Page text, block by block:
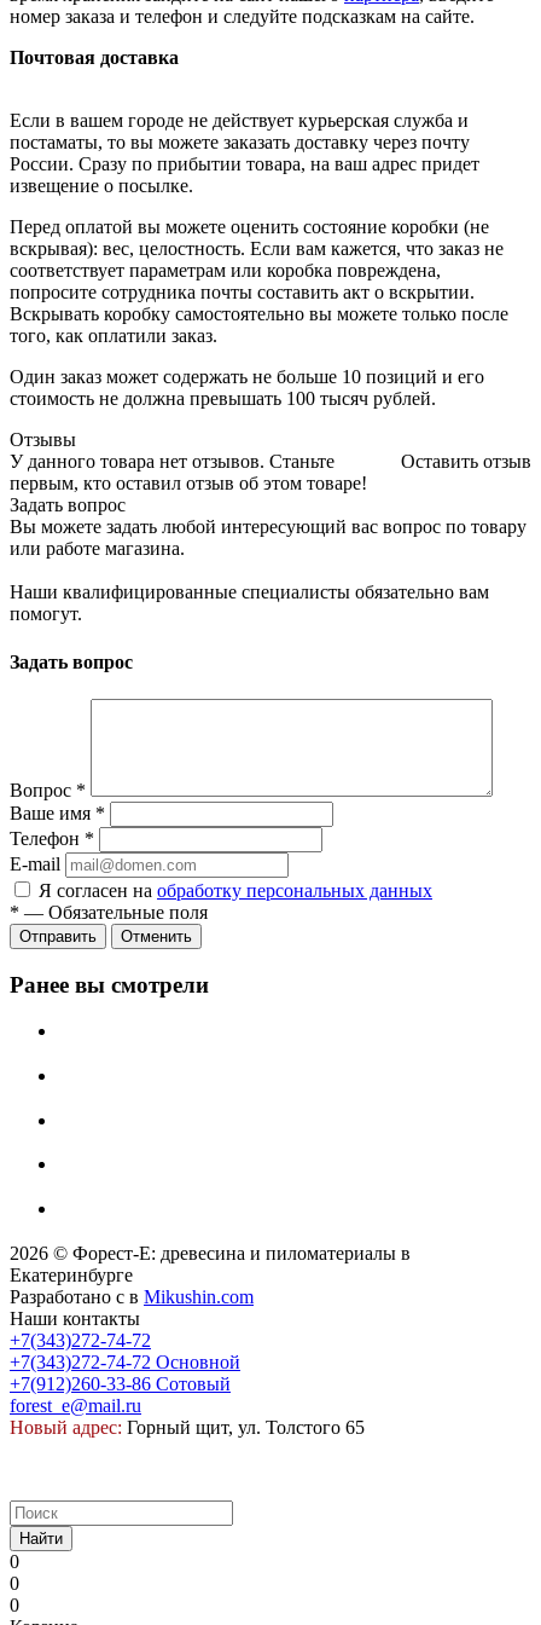
номер заказа и телефон и следуйте подсказкам на сайте.
Почтовая доставка
Если в вашем городе не действует курьерская служба и
постаматы, то вы можете заказать доставку через почту
России. Сразу по прибытии товара, на ваш адрес придет
извещение о посылке.
Перед оплатой вы можете оценить состояние коробки (не
вскрывая): вес, целостность. Если вам кажется, что заказ не
соответствует параметрам или коробка повреждена,
попросите сотрудника почты составить акт о вскрытии.
Вскрывать коробку самостоятельно вы можете только после
того, как оплатили заказ.
Один заказ может содержать не больше 10 позиций и его
стоимость не должна превышать 100 тысяч рублей.
Отзывы
Оставить отзыв
У данного товара нет отзывов. Станьте
первым, кто оставил отзыв об этом товаре!
Задать вопрос
Вы можете задать любой интересующий вас вопрос по товару
или работе магазина.
Наши квалифицированные специалисты обязательно вам
помогут.
Задать вопрос
Вопрос *
Ваше имя *
Телефон *
E-mail
Я согласен на обработку персональных данных
* — Обязательные поля
Отправить Отменить
Ранее вы смотрели
2026 © Форест-Е: древесина и пиломатериалы в
Екатеринбурге
Разработано с в Mikushin.com
Наши контакты
+7(343)272-74-72
+7(343)272-74-72 Основной
+7(912)260-33-86 Сотовый
forest_e@mail.ru
Новый адрес: Горный щит, ул. Толстого 65
Найти
0
0
0